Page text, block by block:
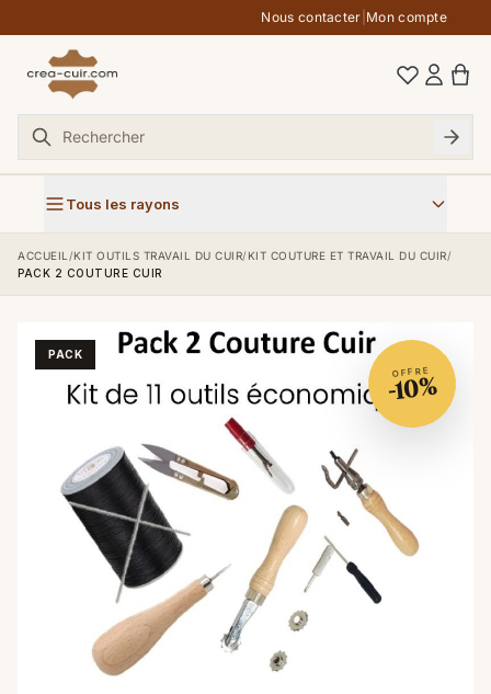
Nous contacter Mon compte
Tous les rayons
ACCUEIL /KIT OUTILS TRAVAIL DU CUIR/ KIT COUTURE ET TRAVAIL DU CUIR/
PACK 2 COUTURE CUIR
PACK
OFFRE
-10%